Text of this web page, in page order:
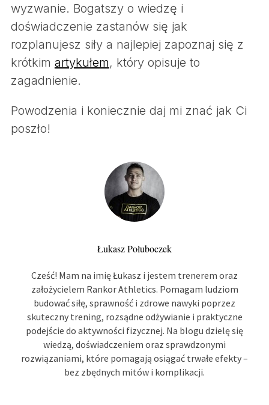
wyzwanie. Bogatszy o wiedzę i
doświadczenie zastanów się jak
rozplanujesz siły a najlepiej zapoznaj się z
krótkim artykułem, który opisuje to
zagadnienie.
Powodzenia i koniecznie daj mi znać jak Ci
poszło!
Łukasz Połuboczek
Cześć! Mam na imię Łukasz i jestem trenerem oraz
założycielem Rankor Athletics. Pomagam ludziom
budować siłę, sprawność i zdrowe nawyki poprzez
skuteczny trening, rozsądne odżywianie i praktyczne
podejście do aktywności fizycznej. Na blogu dzielę się
wiedzą, doświadczeniem oraz sprawdzonymi
rozwiązaniami, które pomagają osiągać trwałe efekty –
bez zbędnych mitów i komplikacji.